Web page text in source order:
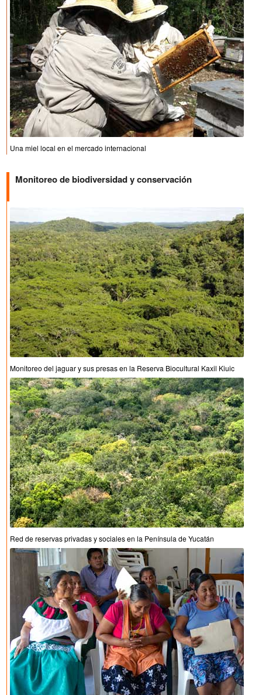
Una miel local en el mercado internacional
Monitoreo de biodiversidad y conservación
Monitoreo del jaguar y sus presas en la Reserva Biocultural Kaxil Kiuic
Red de reservas privadas y sociales en la Península de Yucatán